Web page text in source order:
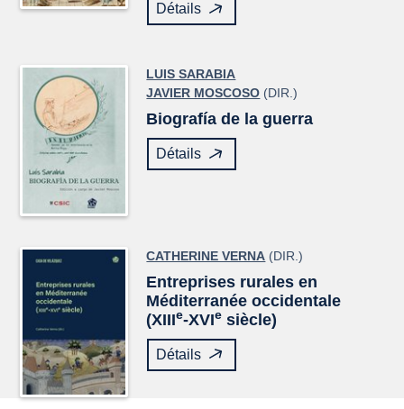
Détails
LUIS SARABIA
JAVIER MOSCOSO (DIR.)
Biografía de la guerra
Détails
CATHERINE VERNA (DIR.)
Entreprises rurales en
Méditerranée occidentale
(XIIIe-XVIe siècle)
Détails